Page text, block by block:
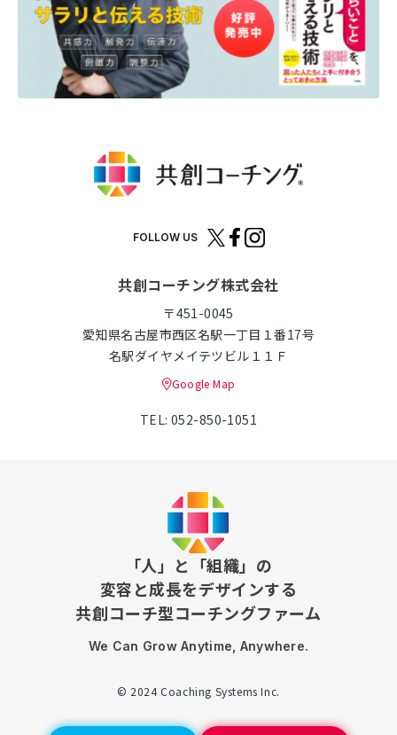
FOLLOW US
共創コーチング株式会社
〒451-0045
愛知県名古屋市西区名駅一丁目１番17号
名駅ダイヤメイテツビル１１Ｆ
Google Map
TEL: 052-850-1051
「人」と「組織」の
変容と成長をデザインする
共創コーチ型コーチングファーム
We Can Grow Anytime, Anywhere.
© 2024 Coaching Systems Inc.